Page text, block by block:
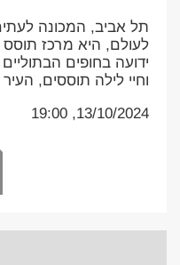
תל אביב, המכונה
לעולם, היא מרכז תוסס
ידועה בחופים
וחיי לילה תוססים,
13/10/2024, 19:00